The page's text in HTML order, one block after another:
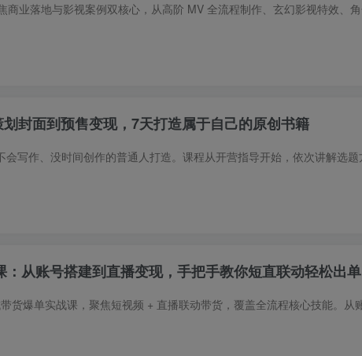
封面到预售变现，7天打造属于自己的原创书籍
从账号搭建到直播变现，手把手教你短直联动轻松出单